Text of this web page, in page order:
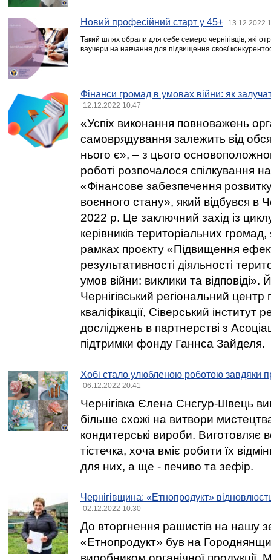
Новий професійний старт у 45+ 13.12.2022
Такий шлях обрали для себе семеро чернігівців, які
ваучери на навчання для підвищення своєї
Фінанси громад в умовах війни: як
12.12.2022 10:47
«Успіх виконання повноважень
самоврядування залежить від
нього є», – з цього
роботі розпочалося спілкування
«Фінансове забезпечення
воєнного стану», який відбувся в
2022 р. Це заключний захід із
керівників територіальних
рамках проєкту «Підвищення
результативності діяльності
умов війни: виклики та відповіді».
Чернігівський регіональний
кваліфікації, Сіверський інститут
досліджень в партнерстві з
підтримки фонду Ганнса Зайделя.
Хобі стало улюбленою роботою завдяки
06.12.2022 20:41
Чернігівка Єлена Снєгур-Швець
більше схожі на витвори
кондитерські вироби. Виготовляє
тістечка, хоча вміє робити їх
для них, а ще - печиво та зефір.
Чернігівщина: «Етнопродукт»
02.12.2022 10:30
До вторгнення рашистів на нашу
«Етнопродукт» був на